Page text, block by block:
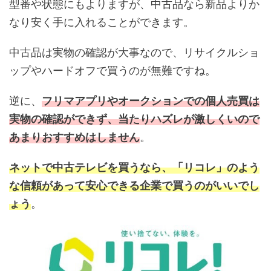
型番や状態にもよりますが、中古品なら新品よりか
なり安く手に入れることができます。
中古品は実物の確認が大事なので、リサイクルショ
ップやハードオフで買うのが無難ですね。
逆に、 フリマアプリやオークションでの個人売買は
実物の確認ができず、当たりハズレが激しくいので
あまりおすすめはしません。
ネットで中古テレビを買うなら、「リコレ」のよう
な信頼があって安心できる企業で買うのがいいでし
ょう。